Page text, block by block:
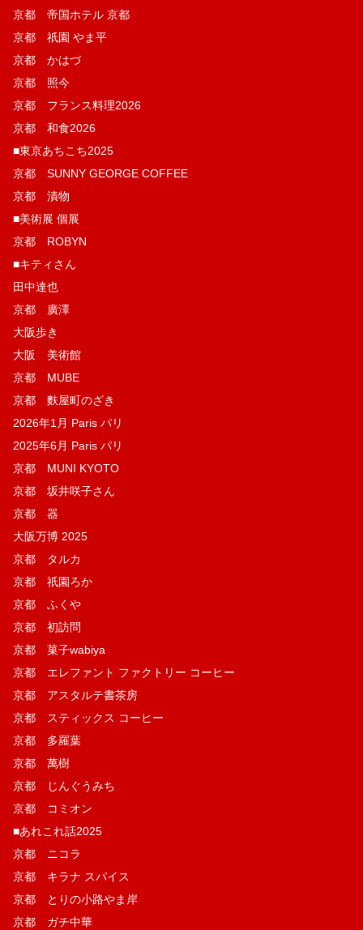
京都 帝国ホテル 京都
京都 祇園 やま平
京都 かはづ
京都 照今
京都 フランス料理2026
京都 和食2026
■東京あちこち2025
京都 SUNNY GEORGE COFFEE
京都 漬物
■美術展 個展
京都 ROBYN
■キティさん
田中達也
京都 廣澤
大阪歩き
大阪 美術館
京都 MUBE
京都 麩屋町のざき
2026年1月 Paris パリ
2025年6月 Paris パリ
京都 MUNI KYOTO
京都 坂井咲子さん
京都 器
大阪万博 2025
京都 タルカ
京都 祇園ろか
京都 ふくや
京都 初訪問
京都 菓子wabiya
京都 エレファント ファクトリー コーヒー
京都 アスタルテ書茶房
京都 スティックス コーヒー
京都 多羅葉
京都 萬樹
京都 じんぐうみち
京都 コミオン
■あれこれ話2025
京都 ニコラ
京都 キラナ スパイス
京都 とりの小路やま岸
京都 ガチ中華